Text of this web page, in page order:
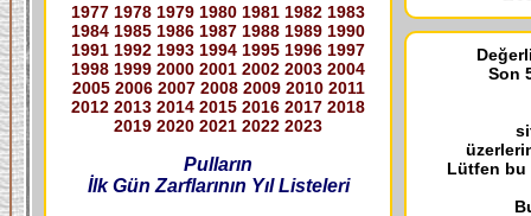
1977 1978 1979 1980 1981 1982 1983
1984 1985 1986 1987 1988 1989 1990
1991 1992 1993 1994 1995 1996 1997
1998 1999 2000 2001 2002 2003 2004
2005 2006 2007 2008 2009 2010 2011
2012 2013 2014 2015 2016 2017 2018
2019 2020 2021 2022 2023
Pulların
İlk Gün Zarflarının Yıl Listeleri
Son
Lütfen bu